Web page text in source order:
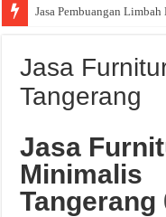
Jasa Pembuangan
Jasa
Tangerang
Jasa
Minimalis
Tangerang